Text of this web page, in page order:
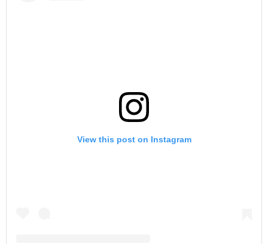
View this post on Instagram